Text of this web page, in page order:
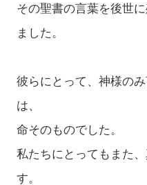
その聖書の言葉を後世
ました。
彼らにとって、神様の
は、
命そのものでした。
私たちにとってもまた
す。